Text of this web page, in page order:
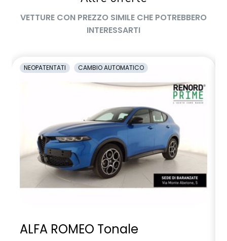
VETTURE CON PREZZO SIMILE CHE POTREBBERO
INTERESSARTI
NEOPATENTATI CAMBIO AUTOMATICO
ALFA ROMEO Tonale